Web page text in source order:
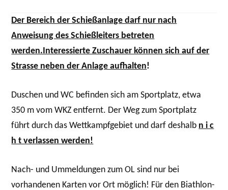
Der Bereich der Schießanlage darf nur nach
Anweisung des Schießleiters betreten
werden.Interessierte Zuschauer können sich auf der
Strasse neben der Anlage aufhalten!
Duschen und WC befinden sich am Sportplatz, etwa
350 m vom WKZ entfernt. Der Weg zum Sportplatz
führt durch das Wettkampfgebiet und darf deshalb n i c
h t verlassen werden!
Nach- und Ummeldungen zum OL sind nur bei
vorhandenen Karten vor Ort möglich! Für den Biathlon-